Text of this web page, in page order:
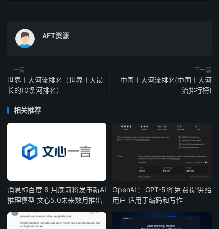
AFT资源
上一篇
世界十大河流排名（世界十大最
长的10条河排名）
下一篇
中国十大河流排名(中国十大河
流排行榜)
相关推荐
消息称百度 8 月底前将发布新AI
推理模型 文心5.0未来数月推出
OpenAI：GPT-5将免费提供给
用户 适用于编码和写作